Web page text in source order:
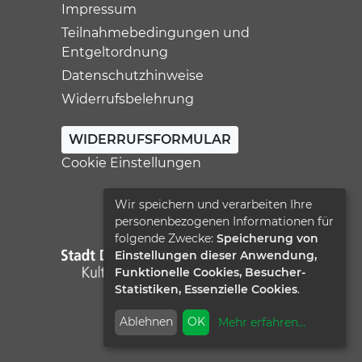
Impressum
Teilnahmebedingungen und
Entgeltordnung
Datenschutzhinweise
Widerrufsbelehrung
WIDERRUFSFORMULAR
Cookie Einstellungen
Wir speichern und verarbeiten Ihre
personenbezogenen Informationen für
folgende Zwecke: Speicherung von
Einstellungen dieser Anwendung,
Funktionelle Cookies, Besucher-
Statistiken, Essenzielle Cookies.
Ablehnen OK Mehr erfahren...